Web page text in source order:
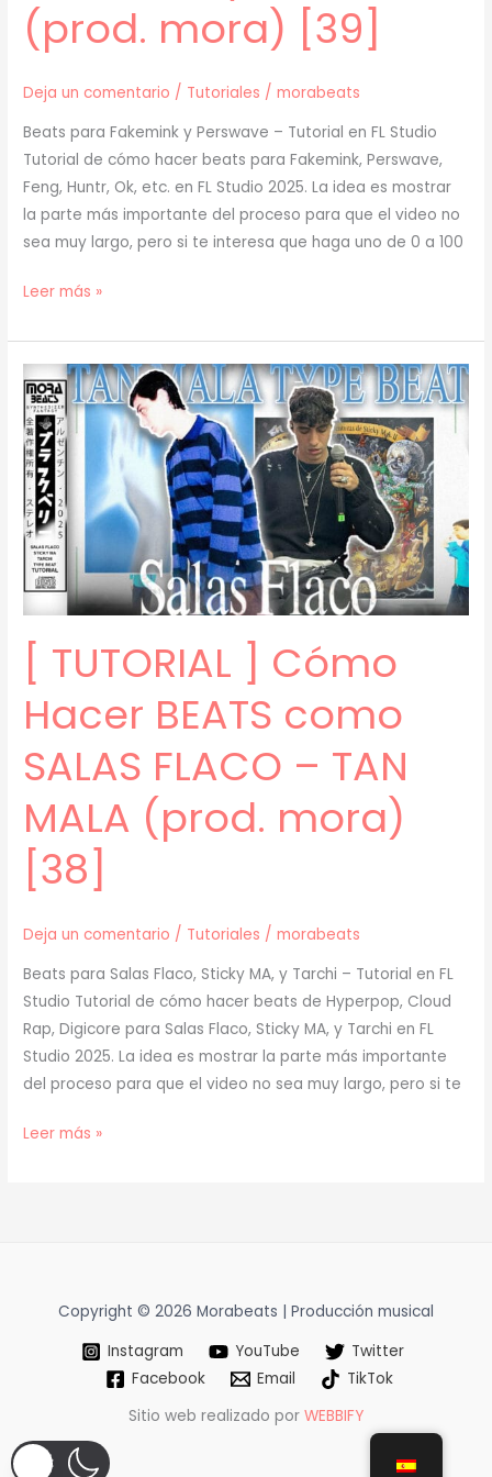
(prod. mora) [39]
Deja un comentario / Tutoriales /morabeats
Beats para Fakemink y Perswave – Tutorial en FL Studio
Tutorial de cómo hacer beats para Fakemink, Perswave,
Feng, Huntr, Ok, etc. en FL Studio 2025. La idea es mostrar
la parte más importante del proceso para que el video no
sea muy largo, pero si te interesa que haga uno de 0 a 100
[
]
Cómo
Hacer
BEATS
para
FAKEMINK
y
PERSWAVE
(prod.
mora)
[39]
Leer más »
[ TUTORIAL ] Cómo
Hacer BEATS como
SALAS FLACO – TAN
MALA (prod. mora)
[38]
Deja un comentario / Tutoriales /morabeats
Beats para Salas Flaco, Sticky MA, y Tarchi – Tutorial en FL
Studio Tutorial de cómo hacer beats de Hyperpop, Cloud
Rap, Digicore para Salas Flaco, Sticky MA, y Tarchi en FL
Studio 2025. La idea es mostrar la parte más importante
del proceso para que el video no sea muy largo, pero si te
[
(prod.
Leer más »
Copyright © 2026 Morabeats | Producción musical
Instagram
YouTube
Twitter
Facebook
Email
TikTok
Sitio web realizado por WEBBIFY